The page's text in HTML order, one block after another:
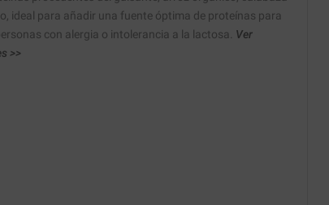
ideal para añadir una fuente óptima de proteínas para
con alergia o intolerancia a la lactosa. Ver
>>